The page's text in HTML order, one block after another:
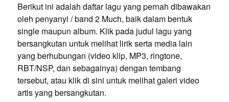
Berikut ini adalah daftar lagu yang pernah dibawakan
oleh penyanyi / band 2 Much, baik dalam bentuk
single maupun album. Klik pada judul lagu yang
bersangkutan untuk melihat lirik serta media lain
yang berhubungan (video klip, MP3, ringtone,
RBT/NSP, dan sebagainya) dengan tembang
tersebut, atau klik di sini untuk melihat galeri video
artis yang bersangkutan.